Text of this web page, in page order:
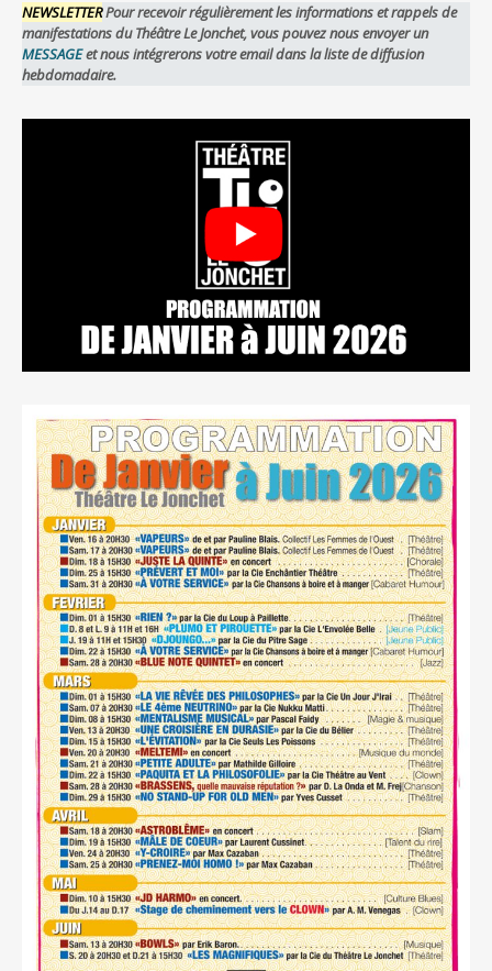
NEWSLETTERPour recevoir régulièrement les informations et rappels de
manifestations du Théâtre Le Jonchet, vous pouvez nous envoyer un
MESSAGEet nous intégrerons votre email dans la liste de diffusion
hebdomadaire.